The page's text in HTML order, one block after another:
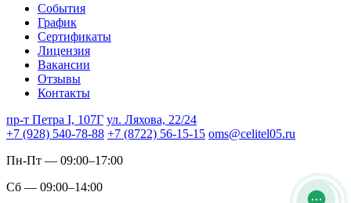
События
График
Сертификаты
Лицензия
Вакансии
Отзывы
Контакты
пр-т Петра I, 107Г ул. Ляхова, 22/24
+7 (928) 540-78-88 +7 (8722) 56-15-15 oms@celitel05.ru
Пн-Пт — 09:00–17:00
Сб — 09:00–14:00